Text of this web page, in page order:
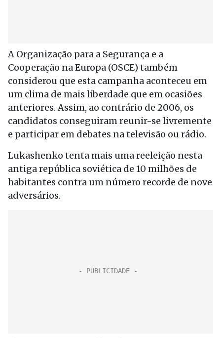
A Organização para a Segurança e a
Cooperação na Europa (OSCE) também
considerou que esta campanha aconteceu em
um clima de mais liberdade que em ocasiões
anteriores. Assim, ao contrário de 2006, os
candidatos conseguiram reunir-se livremente
e participar em debates na televisão ou rádio.
Lukashenko tenta mais uma reeleição nesta
antiga república soviética de 10 milhões de
habitantes contra um número recorde de nove
adversários.